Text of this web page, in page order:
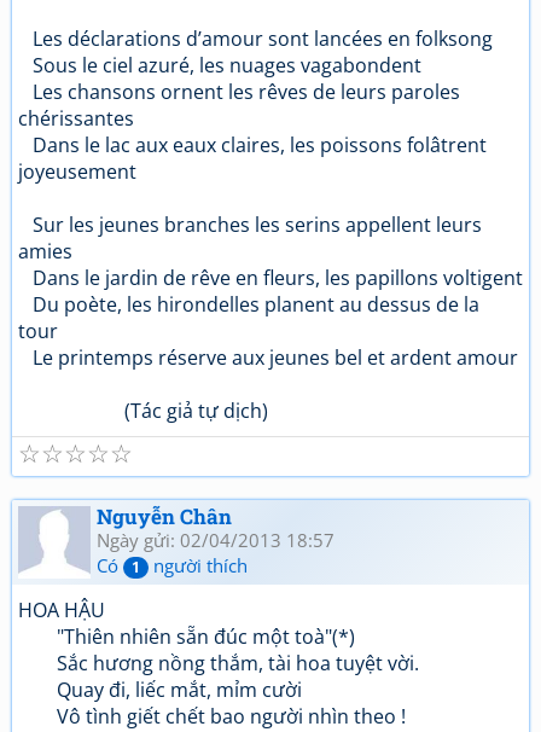
Les déclarations d’amour sont lancées en folksong
Sous le ciel azuré, les nuages vagabondent
Les chansons ornent les rêves de leurs paroles
chérissantes
Dans le lac aux eaux claires, les poissons folâtrent
joyeusement
Sur les jeunes branches les serins appellent leurs
amies
Dans le jardin de rêve en fleurs, les papillons voltigent
Du poète, les hirondelles planent au dessus de la
tour
Le printemps réserve aux jeunes bel et ardent amour
(Tác giả tự dịch)
☆
☆
☆
☆
☆
Nguyễn Chân
Ngày gửi: 02/04/2013 18:57
Có
1 người thích
HOA HẬU
"Thiên nhiên sẵn đúc một toà"(*)
Sắc hương nồng thắm, tài hoa tuyệt vời.
Quay đi, liếc mắt, mỉm cười
Vô tình giết chết bao người nhìn theo !